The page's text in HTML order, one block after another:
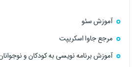
آموزش سئو
مرجع جاوا اسکریپت
آموزش برنامه نویسی به کودکان و